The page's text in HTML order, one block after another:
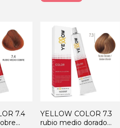
7.4
YELLOW COLOR 7.3
rubio medio dorado